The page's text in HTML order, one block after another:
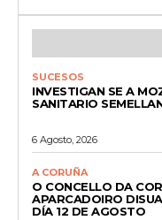
SUCESOS
INVESTIGAN SE A
SANITARIO
6 Agosto, 2026
A CORUÑA
O CONCELLO DA
APARCADOIRO
DÍA 12 DE AGOSTO